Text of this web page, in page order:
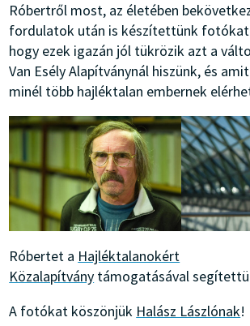
Róbertről most, az életében
fordulatok után is készítettünk
hogy ezek igazán jól tükrözik azt a
Van Esély Alapítványnál hiszünk, és
minél több hajléktalan embernek
Róbertet a Hajléktalanokért
Közalapítvány támogatásával
A fotókat köszönjük Halász Lászlónak!